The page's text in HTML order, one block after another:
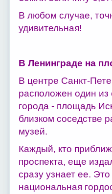
В любом случае,
удивительная!
В Ленинграде на
В центре Санкт-
расположен один
города - площадь
близком соседстве
музей.
Каждый, кто
проспекта, еще
сразу узнает ее.
национальная